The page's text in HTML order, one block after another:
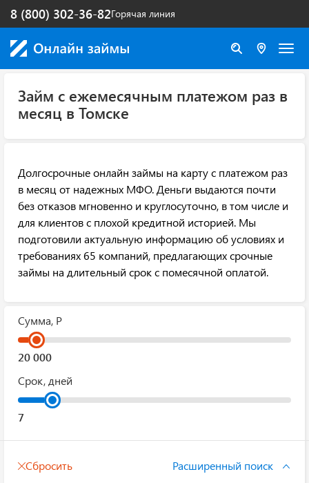
Горячая линия
8 (800) 302-36-82
Займ с ежемесячным платежом раз в
месяц в Томске
Долгосрочные онлайн займы на карту с платежом раз
в месяц от надежных МФО. Деньги выдаются почти
без отказов мгновенно и круглосуточно, в том числе и
для клиентов с плохой кредитной историей. Мы
подготовили актуальную информацию об условиях и
требованиях 65 компаний, предлагающих срочные
займы на длительный срок с помесячной оплатой.
Сумма, Р
Срок, дней
Сбросить Расширенный поиск